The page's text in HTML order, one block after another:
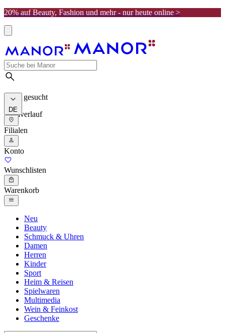
20% auf Beauty, Fashion und mehr - nur heute online >
Meist gesucht
Suchverlauf
DE
Filialen
Konto
Wunschlisten
Warenkorb
Neu
Beauty
Schmuck & Uhren
Damen
Herren
Kinder
Sport
Heim & Reisen
Spielwaren
Multimedia
Wein & Feinkost
Geschenke